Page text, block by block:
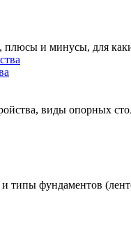
и минусы, для
виды опорных
фундаментов